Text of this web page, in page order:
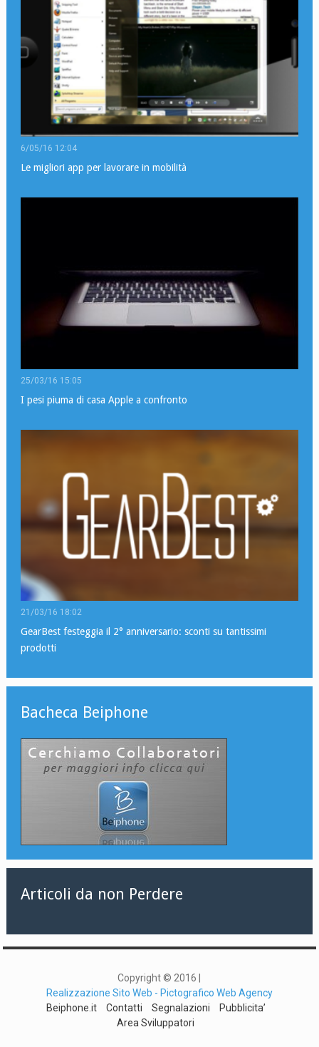
6/05/16 12:04
Le migliori app per lavorare in mobilità
25/03/16 15:05
I pesi piuma di casa Apple a confronto
21/03/16 18:02
GearBest festeggia il 2° anniversario: sconti su tantissimi
prodotti
Bacheca Beiphone
Articoli da non Perdere
Copyright © 2016 |
Realizzazione Sito Web - Pictografico Web Agency
Beiphone.it
Contatti Segnalazioni
Pubblicita’
Area Sviluppatori